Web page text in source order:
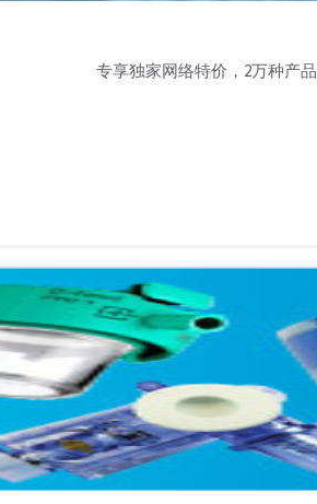
专享独家网络特价，2万种产